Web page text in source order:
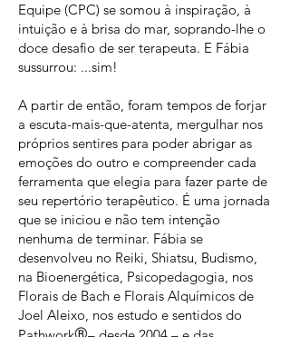
Equipe (CPC) se somou à inspiração, à
intuição e à brisa do mar, soprando-lhe o
doce desafio de ser terapeuta. E Fábia
sussurrou: ...sim!
A partir de então, foram tempos de forjar
a escuta-mais-que-atenta, mergulhar nos
próprios sentires para poder abrigar as
emoções do outro e compreender cada
ferramenta que elegia para fazer parte de
seu repertório terapêutico. É uma jornada
que se iniciou e não tem intenção
nenhuma de terminar. Fábia se
desenvolveu no Reiki, Shiatsu, Budismo,
na Bioenergética, Psicopedagogia, nos
Florais de Bach e Florais Alquímicos de
Joel Aleixo, nos estudo e sentidos do